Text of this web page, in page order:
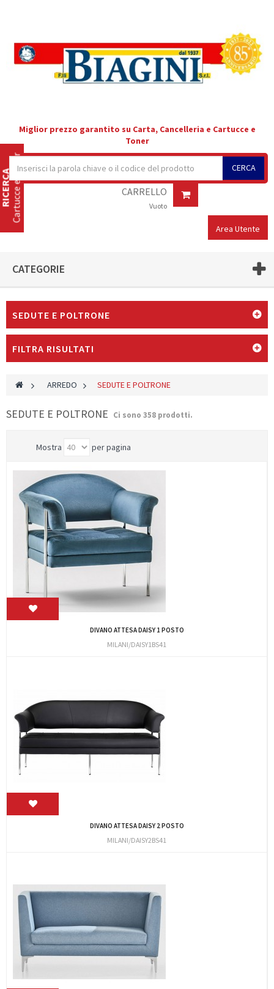
Miglior prezzo garantito su Carta, Cancelleria e Cartucce e
Toner
CERCA
CARRELLO
Vuoto
Area Utente
CATEGORIE
SEDUTE E POLTRONE
FILTRA RISULTATI
> ARREDO > SEDUTE E POLTRONE
SEDUTE E POLTRONE Ci sono 358 prodotti.
Mostra per pagina
DIVANO ATTESA DAISY 1 POSTO
MILANI/DAISY1BS41
DIVANO ATTESA DAISY 2 POSTO
MILANI/DAISY2BS41
Cartucce e Toner